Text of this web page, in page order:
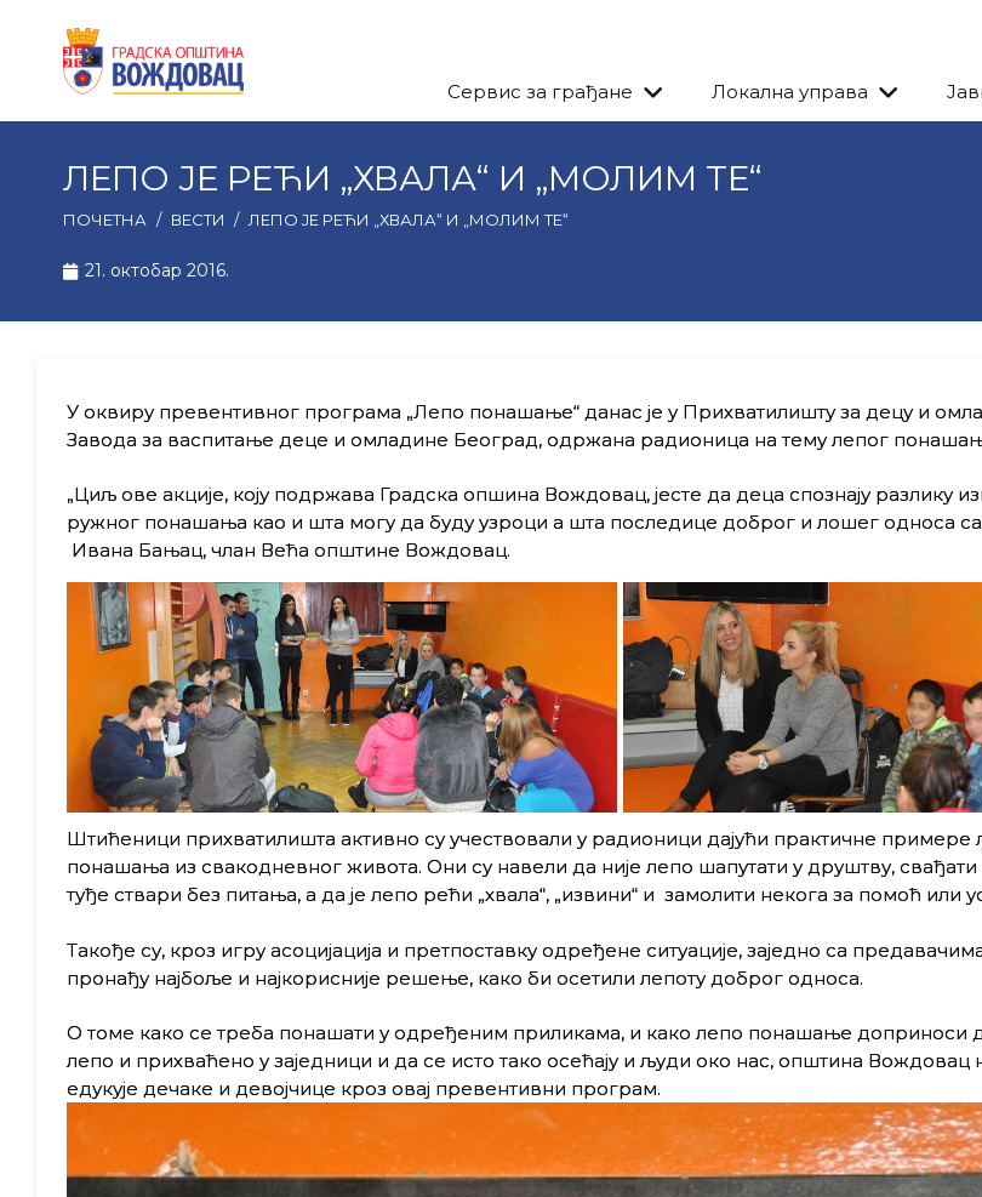
Сервис за грађане Локална управа
ЛЕПО ЈЕ РЕЋИ „ХВАЛА“ И „МОЛИМ ТЕ“
ПОЧЕТНА / ВЕСТИ / ЛЕПО ЈЕ РЕЋИ „ХВАЛА“ И „МОЛИМ ТЕ“
21. октобар 2016.
У оквиру превентивног програма „Лепо понашање“ данас је у Прихватилишту за децу и
Завода за васпитање деце и омладине Београд, одржана радионица на тему лепог
„Циљ ове акције, коју подржава Градска опшина Вождовац, јесте да деца спознају разлику
ружног понашања као и шта могу да буду узроци а шта последице доброг и лошег односа
Ивана Бањац, члан Већа општине Вождовац.
Штићеници прихватилишта активно су учествовали у радионици дајући практичне примере
понашања из свакодневног живота. Они су навели да није лепо шапутати у друштву, свађати
туђе ствари без питања, а да је лепо рећи „хвала“, „извини“ и замолити некога за помоћ или
Такође су, кроз игру асоцијација и претпоставку одређене ситуације, заједно са
пронађу најбоље и најкорисније решење, како би осетили лепоту доброг односа.
О томе како се треба понашати у одређеним приликама, и како лепо понашање доприноси
лепо и прихваћено у заједници и да се исто тако осећају и људи око нас, општина Вождовац
едукује дечаке и девојчице кроз овај превентивни програм.